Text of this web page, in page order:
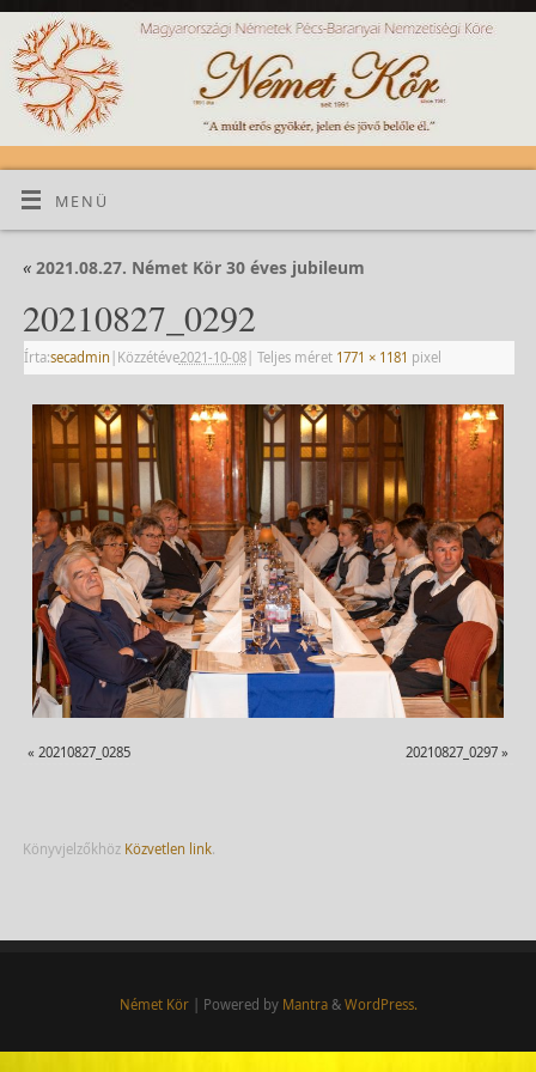
MENÜ
«2021.08.27. Német Kör 30 éves jubileum
20210827_0292
Írta:secadmin | Közzétéve2021-10-08| Teljes méret 1771 × 1181 pixel
« 20210827_0285 20210827_0297 »
Könyvjelzőkhöz Közvetlen link.
Német Kör| Powered by Mantra& WordPress.